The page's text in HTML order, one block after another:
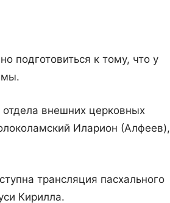
подготовиться к тому, что у
внешних церковных
Иларион (Алфеев),
трансляция пасхального
Кирилла.